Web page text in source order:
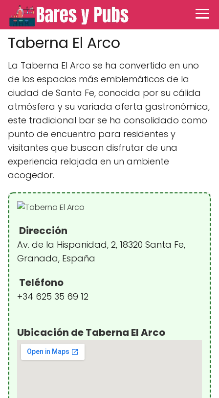
Taberna El Arco
La Taberna El Arco se ha convertido en uno
de los espacios más emblemáticos de la
ciudad de Santa Fe, conocida por su cálida
atmósfera y su variada oferta gastronómica,
este tradicional bar se ha consolidado como
punto de encuentro para residentes y
visitantes que buscan disfrutar de una
experiencia relajada en un ambiente
acogedor.
Dirección
Av. de la Hispanidad, 2, 18320 Santa Fe,
Granada, España
Teléfono
+34 625 35 69 12
Ubicación de Taberna El Arco